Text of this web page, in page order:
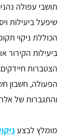
תושבי עפולה
שיפעל ביעילות
הכוללת ניקוי
ביעילות הקירור
הצטברות
הפעולה, חשבון
והתגברות של
מומלץ לבצע